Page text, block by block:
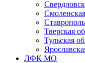
Тверская
Тульская
ЛФК МО